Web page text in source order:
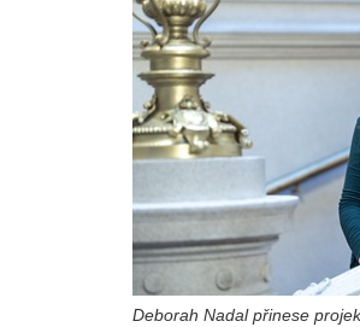
Deborah Nadal přinese